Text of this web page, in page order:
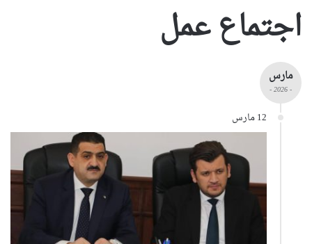
اجتماع عمل
مارس
- 2026 -
12 مارس